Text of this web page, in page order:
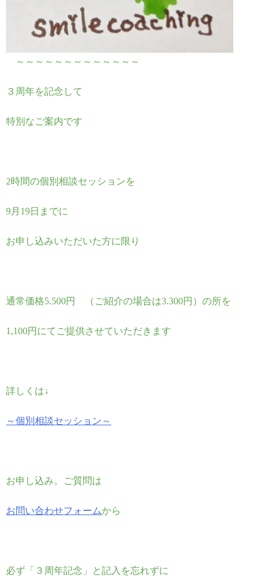
～～～～～～～～～～～～～
３周年を記念して
特別なご案内です
2時間の個別相談セッションを
9月19日までに
お申し込みいただいた方に限り
通常価格5.500円 （ご紹介の場合は3.300円）の所を
1,100円にてご提供させていただきます
詳しくは↓
～個別相談セッション～
お申し込み。ご質問は
お問い合わせフォームから
必ず「３周年記念」と記入を忘れずに